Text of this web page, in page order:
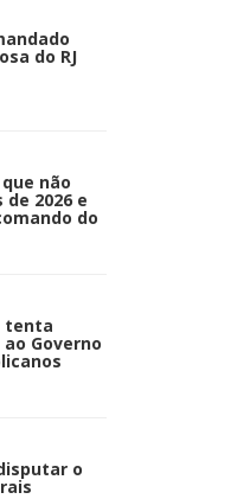
do RJ
não
2026 e
do
tenta
Governo
o